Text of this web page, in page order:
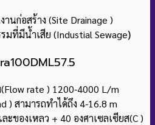
นก่อสร้าง (Site Drainage )
มที่มีน้ำเสีย (Industial Sewage)
rate ) 1200-4000 L/m
) สามารถทำได้ถึง 4-16.8 m
ของเหลว + 40 องศาเซลเซียส(C )